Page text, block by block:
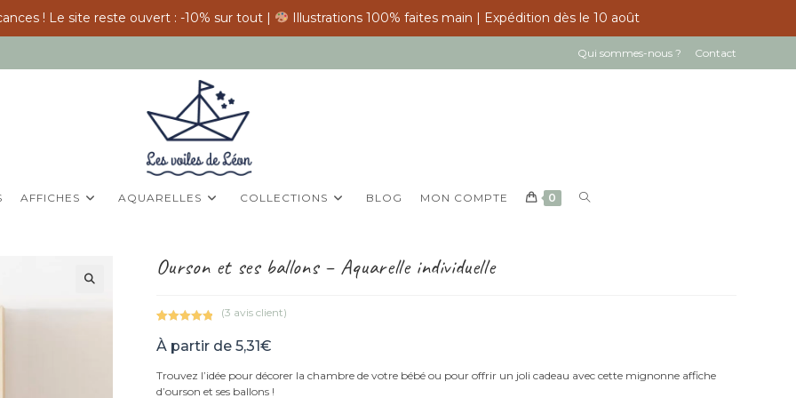
! Le site reste ouvert : -10% sur tout |
Illustrations 100% faites main | Expédition dès le 10 août
Qui sommes-nous ? Contact
AFFICHES AQUARELLES COLLECTIONS BLOG MON COMPTE 0
TOGGLE
Ourson et ses ballons – Aquarelle individuelle
sur 5
notations
(3 avis client)
À partir de 5,31€
Trouvez l’idée pour décorer la chambre de votre bébé ou pour offrir un joli cadeau avec cette mignonne affiche
d’ourson et ses ballons !